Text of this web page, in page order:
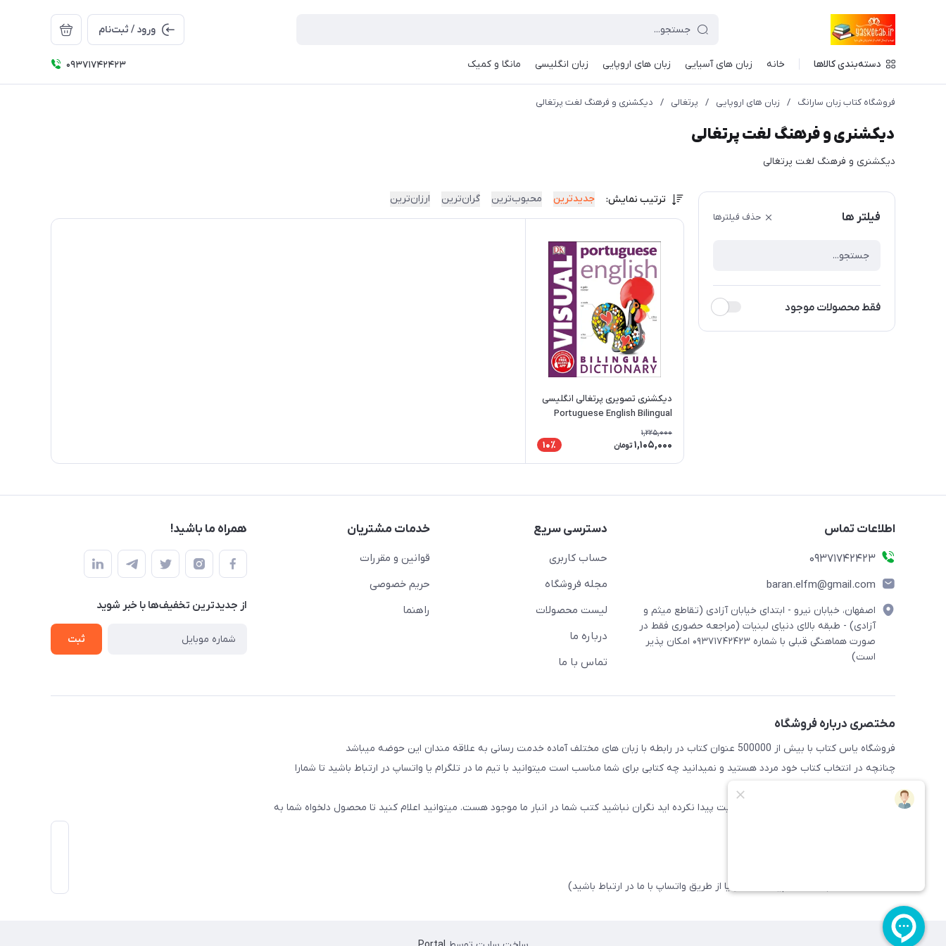
ورود / ثبت‌نام
دسته‌بندی کالاها خانه زبان های آسیایی زبان های اروپایی زبان انگلیسی مانگا و کمیک 09371742423
فروشگاه کتاب زبان سارانگ / زبان های اروپایی / پرتغالی / دیکشنری و فرهنگ لغت پرتغالی
دیکشنری و فرهنگ لغت پرتغالی
دیکشنری و فرهنگ لغت پرتغالی
فیلتر ها حذف فیلترها
فقط محصولات موجود
ترتیب نمایش: جدیدترین محبوب‌ترین گران‌ترین ارزان‌ترین
دیکشنری تصویری پرتغالی انگلیسی
Portuguese English Bilingual
Visual Dictionary
1,225,000
1,105,000 تومان 10٪
اطلاعات تماس
09371742423
baran.elfm@gmail.com
اصفهان، خیابان نیرو - ابتدای خیابان آزادی (تقاطع میثم و
آزادی) - طبقه بالای دنیای لبنیات (مراجعه حضوری فقط در
صورت هماهنگی قبلی با شماره ۰۹۳۷۱۷۴۲۴۲۳ امکان پذیر
است)
دسترسی سریع
حساب کاربری
مجله فروشگاه
لیست محصولات
درباره ما
تماس با ما
خدمات مشتریان
قوانین و مقررات
حریم خصوصی
راهنما
همراه ما باشید!
از جدید‌ترین تخفیف‌ها با‌ خبر شوید
ثبت
مختصری درباره فروشگاه
فروشگاه یاس کتاب با بیش از 500000 عنوان کتاب در رابطه با زبان های مختلف آماده خدمت رسانی به علاقه مندان این حوضه میباشد
چنانچه در انتخاب کتاب خود مردد هستید و نمیدانید چه کتابی برای شما مناسب است میتوانید با تیم ما در تلگرام یا واتساپ در ارتباط باشید تا شما‌را
همچنین اگر کتاب مورد نظر خود را در سایت پیدا نکرده اید نگران نباشید کتب شما در انبار ما موجود هست. میتوانید اعلام کنید تا محصول دلخواه شما به